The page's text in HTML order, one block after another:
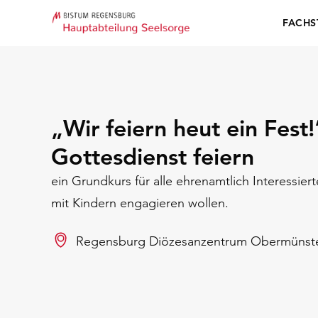
„Wir feiern heut ein
Gottesdienst feiern
ein Grundkurs für alle ehrenamtlich
mit Kindern engagieren wollen.
Regensburg Diözesanzentrum